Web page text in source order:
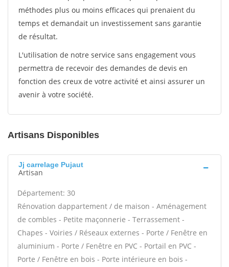
méthodes plus ou moins efficaces qui prenaient du
temps et demandait un investissement sans garantie
de résultat.
L'utilisation de notre service sans engagement vous
permettra de recevoir des demandes de devis en
fonction des creux de votre activité et ainsi assurer un
avenir à votre société.
Artisans Disponibles
Jj carrelage Pujaut
Artisan
Département: 30
Rénovation dappartement / de maison - Aménagement
de combles - Petite maçonnerie - Terrassement -
Chapes - Voiries / Réseaux externes - Porte / Fenêtre en
aluminium - Porte / Fenêtre en PVC - Portail en PVC -
Porte / Fenêtre en bois - Porte intérieure en bois -